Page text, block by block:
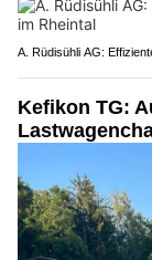
A. Rüdisühli AG:
Kefikon TG: